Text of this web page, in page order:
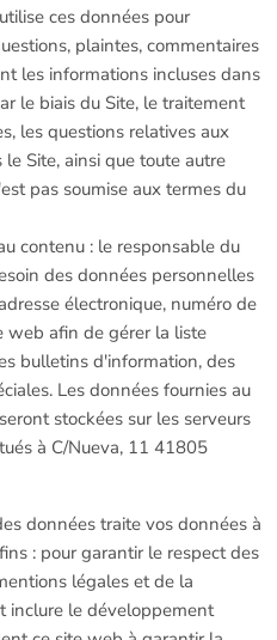
ces données pour
plaintes, commentaires
les informations incluses dans
le biais du Site, le traitement
les questions relatives aux
Site, ainsi que toute autre
pas soumise aux termes du
contenu : le responsable du
des données personnelles
électronique, numéro de
web afin de gérer la liste
bulletins d'information, des
Les données fournies au
stockées sur les serveurs
à C/Nueva, 11 41805
données traite vos données à
: pour garantir le respect des
légales et de la
inclure le développement